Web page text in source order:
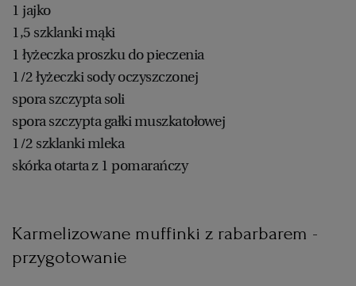
1 jajko
1,5 szklanki mąki
1 łyżeczka proszku do pieczenia
1/2 łyżeczki sody oczyszczonej
spora szczypta soli
spora szczypta gałki muszkatołowej
1/2 szklanki mleka
skórka otarta z 1 pomarańczy
Karmelizowane muffinki z rabarbarem -
przygotowanie